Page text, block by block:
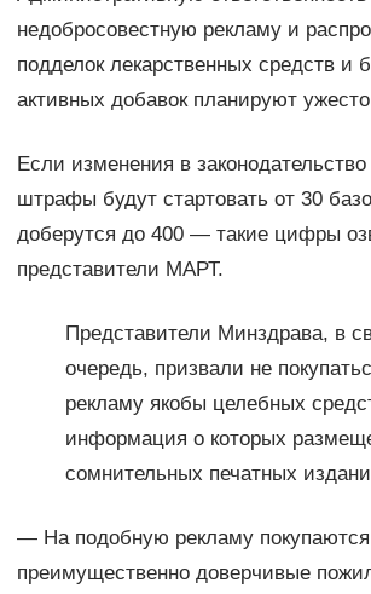
недобросовестную рекламу и
подделок лекарственных средств и
активных добавок планируют
Если изменения в
штрафы будут стартовать от 30
доберутся до 400 — такие цифры
представители МАРТ.
Представители Минздрава, в
очередь, призвали не
рекламу якобы целебных
информация о которых
сомнительных печатных
— На подобную рекламу покупаются
преимущественно доверчивые